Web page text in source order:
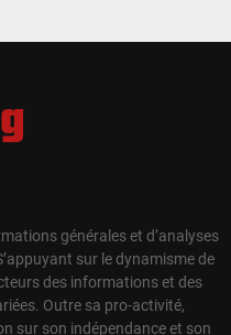
générales et d’analyses
sur le dynamisme de
des informations et des
Outre sa pro-activité,
sur son indépendance et son